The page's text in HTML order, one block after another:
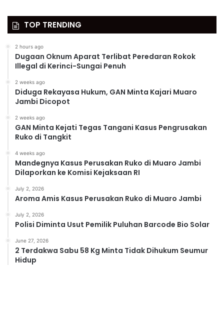
TOP TRENDING
2 hours ago
Dugaan Oknum Aparat Terlibat Peredaran Rokok
Illegal di Kerinci-Sungai Penuh
2 weeks ago
Diduga Rekayasa Hukum, GAN Minta Kajari Muaro
Jambi Dicopot
2 weeks ago
GAN Minta Kejati Tegas Tangani Kasus Pengrusakan
Ruko di Tangkit
4 weeks ago
Mandegnya Kasus Perusakan Ruko di Muaro Jambi
Dilaporkan ke Komisi Kejaksaan RI
July 2, 2026
Aroma Amis Kasus Perusakan Ruko di Muaro Jambi
July 2, 2026
Polisi Diminta Usut Pemilik Puluhan Barcode Bio Solar
June 27, 2026
2 Terdakwa Sabu 58 Kg Minta Tidak Dihukum Seumur
Hidup